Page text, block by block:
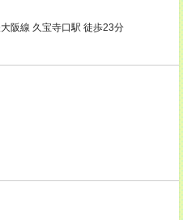
阪線 久宝寺口駅 徒歩23分